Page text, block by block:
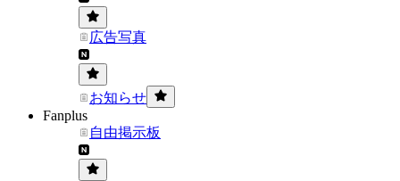
広告写真
お知らせ
Fanplus
自由掲示板